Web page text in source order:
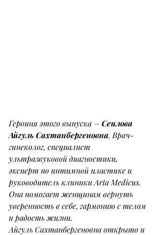
Героиня этого выпуска – Сеилова
Айгуль Сахтанбергеновна. Врач-
гинеколог, специалист
ультразвуковой диагностики,
эксперт по интимной пластике и
руководитель клиники Arta Medicus.
Она помогает женщинам вернуть
уверенность в себе, гармонию с телом
и радость жизни.
Айгуль Сахтанбергеновна открыто и